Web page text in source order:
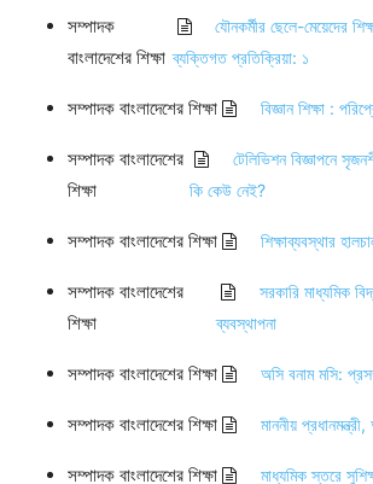
সম্পাদক
বাংলাদেশের শিক্ষা
যৌনকর্মীর ছেলে-মেয়েদের
ব্যক্তিগত প্রতিক্রিয়া: ১
সম্পাদক বাংলাদেশের শিক্ষা বিজ্ঞান শিক্ষা :
সম্পাদক বাংলাদেশের
শিক্ষা
টেলিভিশন বিজ্ঞাপনে
কি কেউ নেই?
সম্পাদক বাংলাদেশের শিক্ষা শিক্ষাব্যবস্থার
সম্পাদক বাংলাদেশের
শিক্ষা
সরকারি মাধ্যমিক
ব্যবস্থাপনা
সম্পাদক বাংলাদেশের শিক্ষা অসি বনাম মসি:
সম্পাদক বাংলাদেশের শিক্ষা মাননীয়
সম্পাদক বাংলাদেশের শিক্ষা মাধ্যমিক স্তরে